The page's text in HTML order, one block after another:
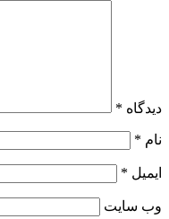
دیدگاه *
نام *
ایمیل *
وب‌ سایت